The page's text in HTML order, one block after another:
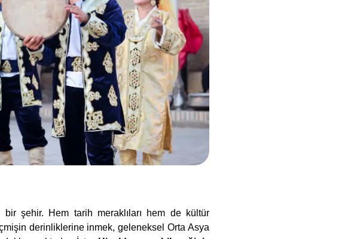
şehir. Hem tarih meraklıları hem de kültür
derinliklerine inmek, geleneksel Orta Asya